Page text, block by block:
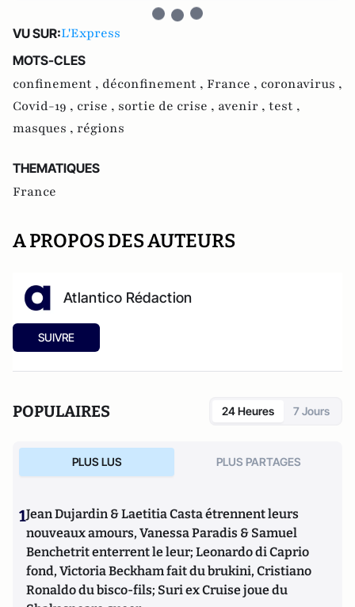
VU SUR:L'Express
MOTS-CLES
confinement , déconfinement , France , coronavirus ,
Covid-19 , crise , sortie de crise , avenir , test ,
masques , régions
THEMATIQUES
France
A PROPOS DES AUTEURS
Atlantico Rédaction
SUIVRE
POPULAIRES 24 Heures 7 Jours
PLUS LUS PLUS PARTAGES
1Jean Dujardin & Laetitia Casta étrennent leurs
nouveaux amours, Vanessa Paradis & Samuel
Benchetrit enterrent le leur; Leonardo di Caprio
fond, Victoria Beckham fait du brukini, Cristiano
Ronaldo du bisco-fils; Suri ex Cruise joue du